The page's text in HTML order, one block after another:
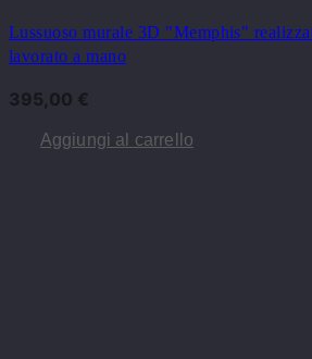
Lussuoso murale 3D "Memphis"
lavorato a mano
395,00 €
Aggiungi al carrello